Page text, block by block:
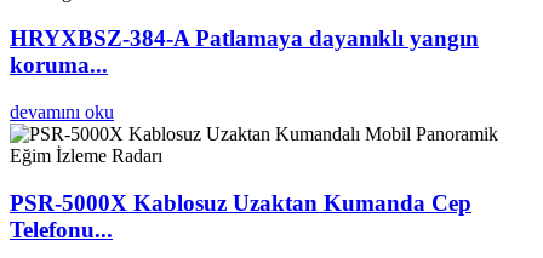
HRYXBSZ-384-A Patlamaya dayanıklı yangın
koruma...
devamını oku
PSR-5000X Kablosuz Uzaktan Kumanda Cep
Telefonu...